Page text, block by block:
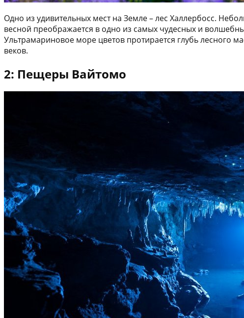
Одно из удивительных мест на Земле – лес Халлербосс.
весной преображается в одно из самых чудесных и
Ультрамариновое море цветов протирается глубь лесного
веков.
2: Пещеры Вайтомо